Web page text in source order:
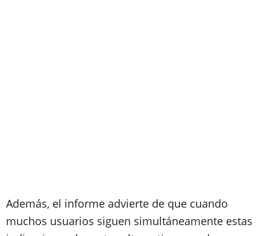
Además, el informe advierte de que cuando
muchos usuarios siguen simultáneamente estas